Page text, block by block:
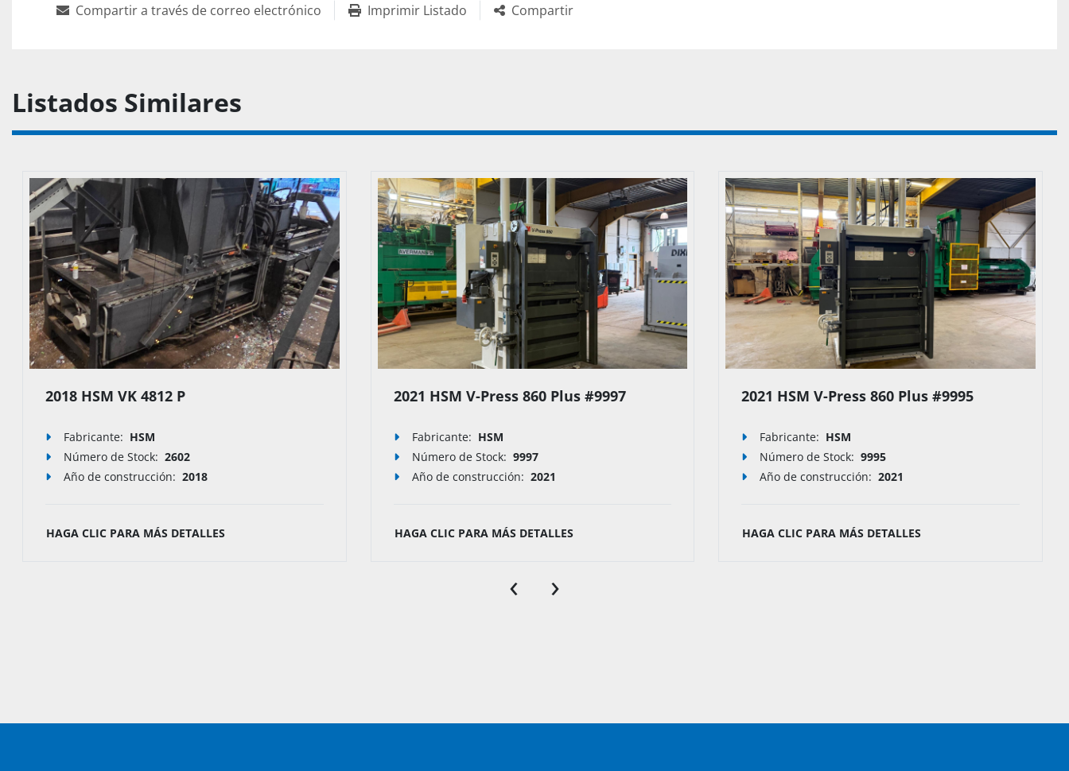
Compartir a través de correo electrónico Imprimir Listado Compartir
Listados Similares
2021 HSM V-Press 860 Plus #9997
Fabricante: HSM
Número de Stock: 9997
Año de construcción: 2021
HAGA CLIC PARA MÁS DETALLES
2021 HSM V-Press 860 Plus #9995
Fabricante: HSM
Número de Stock: 9995
Año de construcción: 2021
HAGA CLIC PARA MÁS DETALLES
2021 HSM V-Press 860 Plus #9994
Fabricante: HSM
Número de Stock: 9994
Año de construcción: 2021
HAGA CLIC PARA MÁS DETALLES
‹ ›